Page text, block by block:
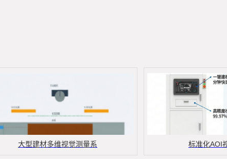
大型建材多维视觉测量系 标准化AOI